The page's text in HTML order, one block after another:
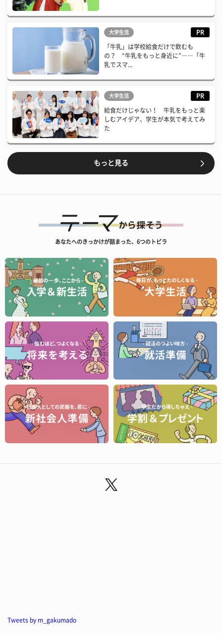
大学生活 PR
「牛乳」は学校給食だけで飲むも
の？ “牛乳をもっと身近に”――「牛
乳でスマ...
大学生活 PR
給食だけじゃない！ 牛乳をもっと楽
しむアイデア、学生が本気で考えてみ
た
もっと見る
あなたへのきっかけが詰まった、6つのトビラ
Tweets by m_gakumado